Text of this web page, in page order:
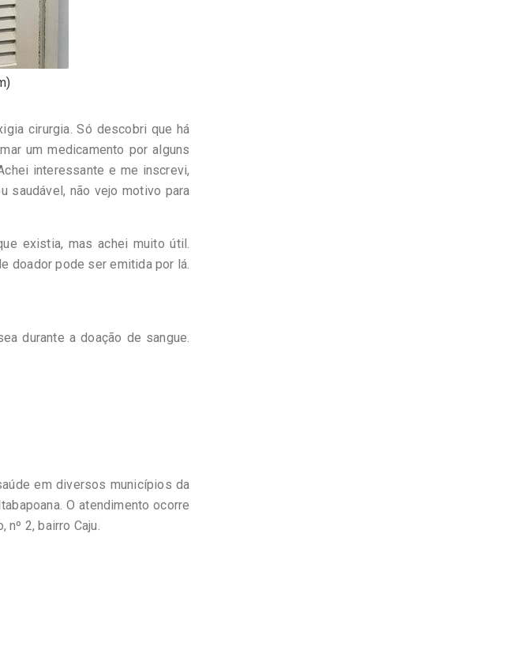
cirurgia. Só descobri que há
um medicamento por alguns
interessante e me inscrevi,
saudável, não vejo motivo para
existia, mas achei muito útil.
doador pode ser emitida por lá.
durante a doação de sangue.
em diversos municípios da
O atendimento ocorre
2, bairro Caju.